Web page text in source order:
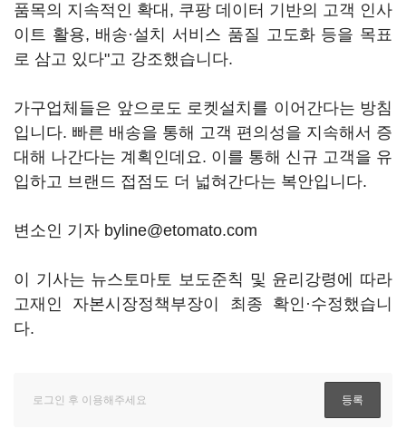
품목의 지속적인 확대, 쿠팡 데이터 기반의 고객 인사
이트 활용, 배송·설치 서비스 품질 고도화 등을 목표
로 삼고 있다"고 강조했습니다.
가구업체들은 앞으로도 로켓설치를 이어간다는 방침
입니다. 빠른 배송을 통해 고객 편의성을 지속해서 증
대해 나간다는 계획인데요. 이를 통해 신규 고객을 유
입하고 브랜드 접점도 더 넓혀간다는 복안입니다.
변소인 기자 byline@etomato.com
이 기사는 뉴스토마토 보도준칙 및 윤리강령에 따라
고재인 자본시장정책부장이 최종 확인·수정했습니
다.